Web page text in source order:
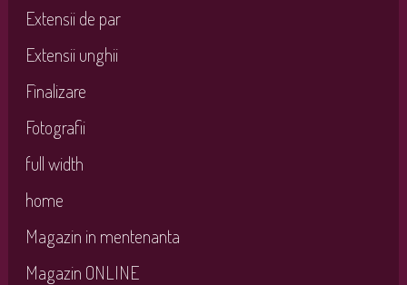
Extensii de par
Extensii unghii
Finalizare
Fotografii
full width
home
Magazin in mentenanta
Magazin ONLINE